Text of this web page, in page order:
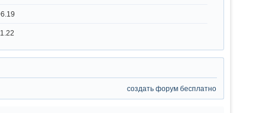
создать форум бесплатно